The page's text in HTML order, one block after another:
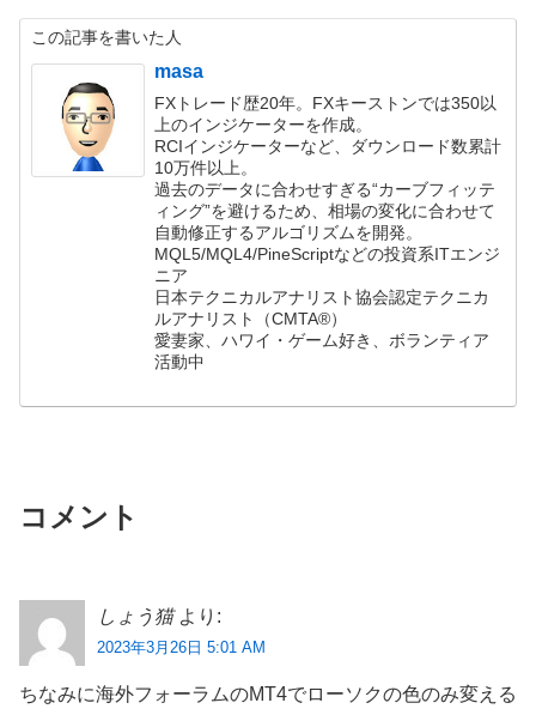
この記事を書いた人
masa
FXトレード歴20年。FXキーストンでは350以
上のインジケーターを作成。
RCIインジケーターなど、ダウンロード数累計
10万件以上。
過去のデータに合わせすぎる“カーブフィッテ
ィング”を避けるため、相場の変化に合わせて
自動修正するアルゴリズムを開発。
MQL5/MQL4/PineScriptなどの投資系ITエンジ
ニア
日本テクニカルアナリスト協会認定テクニカ
ルアナリスト（CMTA®）
愛妻家、ハワイ・ゲーム好き、ボランティア
活動中
コメント
しょう猫 より:
2023年3月26日 5:01 AM
ちなみに海外フォーラムのMT4でローソクの色のみ変える